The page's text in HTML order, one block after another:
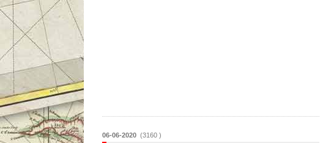
06-06-2020 (3160 )